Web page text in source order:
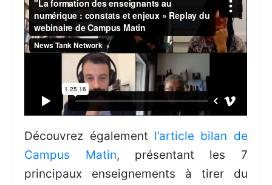
Découvrez également l’article bilan de
Campus Matin, présentant les 7
principaux enseignements à tirer du